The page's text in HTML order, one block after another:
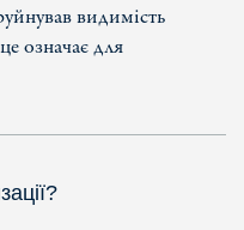
видимість
означає для